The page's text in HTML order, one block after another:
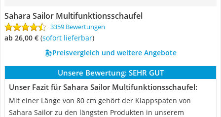
Sahara Sailor Multifunktionsschaufel
3359 Bewertungen
ab 26,00 € ( Sofort lieferbar)
Preisvergleich und weitere Angebote
Unsere Bewertung: SEHR GUT
Unser Fazit für Sahara Sailor Multifunktionsschaufel:
Mit einer Länge von 80 cm gehört der Klappspaten von
Sahara Sailor zu den längsten Produkten in unserem